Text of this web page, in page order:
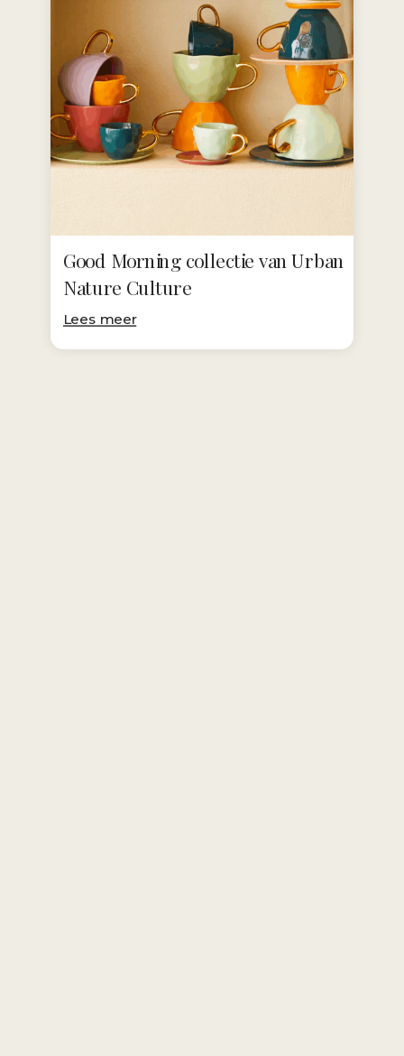
Lees meer
Good Morning collectie van Urban
Nature Culture